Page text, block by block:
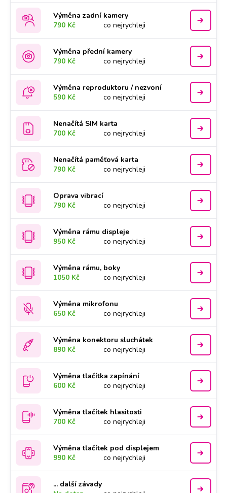
Výměna zadní kamery
790 Kč
co nejrychleji
Výměna přední kamery
790 Kč
co nejrychleji
Výměna reproduktoru / nezvoní
590 Kč
co nejrychleji
Nenačítá SIM karta
700 Kč
co nejrychleji
Nenačítá paměťová karta
790 Kč
co nejrychleji
Oprava vibrací
790 Kč
co nejrychleji
Výměna rámu displeje
950 Kč
co nejrychleji
Výměna rámu, boky
1050 Kč
co nejrychleji
Výměna mikrofonu
650 Kč
co nejrychleji
Výměna konektoru sluchátek
890 Kč
co nejrychleji
Výměna tlačítka zapínání
600 Kč
co nejrychleji
Výměna tlačítek hlasitosti
700 Kč
co nejrychleji
Výměna tlačítek pod displejem
990 Kč
co nejrychleji
... další závady